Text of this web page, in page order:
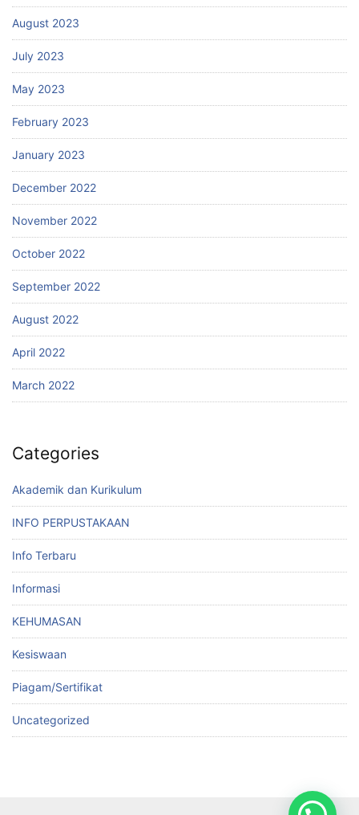
August 2023
July 2023
May 2023
February 2023
January 2023
December 2022
November 2022
October 2022
September 2022
August 2022
April 2022
March 2022
Categories
Akademik dan Kurikulum
INFO PERPUSTAKAAN
Info Terbaru
Informasi
KEHUMASAN
Kesiswaan
Piagam/Sertifikat
Uncategorized